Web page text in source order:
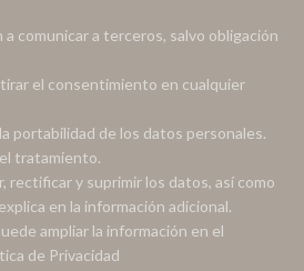
a comunicar a terceros, salvo obligación
el consentimiento en cualquier
portabilidad de los datos personales.
tratamiento.
rectificar y suprimir los datos, así como
en la información adicional.
ampliar la información en el
de Privacidad